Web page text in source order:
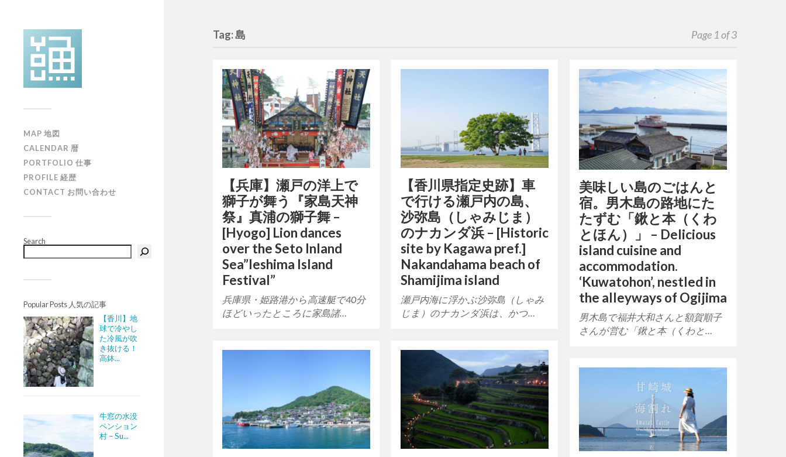
MAP 地図
CALENDAR 暦
PORTFOLIO 仕事
PROFILE 経歴
CONTACT お問い合わせ
Search
Popular Posts 人気の記事
【香川】地
球で冷やし
た冷風が吹
き抜ける！
高鉢...
牛窓の水没
ペンション
村 – Su...
Tag: 島 Page 1 of 3
【兵庫】瀬戸の洋上で
獅子が舞う『家島天神
祭』真浦の獅子舞 –
[Hyogo] Lion dances
over the Seto Inland
Sea”Ieshima Island
Festival”
兵庫県・姫路港から高速艇で40分
ほどいったところに家島諸…
【香川県指定史跡】車
で行ける瀬戸内の島、
沙弥島（しゃみじま）
のナカンダ浜 – [Historic
site by Kagawa pref.]
Nakandahama beach of
Shamijima island
瀬戸内海に浮かぶ沙弥島（しゃみ
じま）のナカンダ浜は、かつ…
美味しい島のごはんと
宿。男木島の路地にた
たずむ「鍬と本（くわ
とほん）」 – Delicious
island cuisine and
accommodation.
‘Kuwatohon’, nestled in
the alleyways of Ogijima
男木島で福井大和さんと額賀順子
さんが営む「鍬と本（くわと…